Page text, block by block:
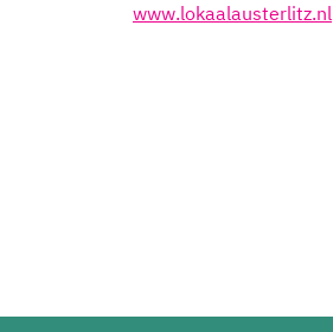
www.lokaalausterlitz.nl